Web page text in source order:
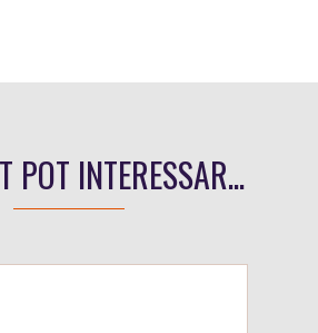
POT INTERESSAR...